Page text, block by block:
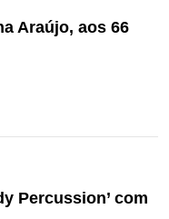
Araújo, aos 66
Percussion’ com